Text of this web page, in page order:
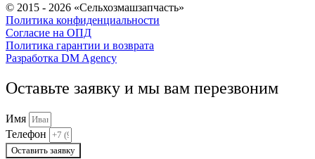
© 2015 - 2026 «Сельхозмашзапчасть»
Политика конфиденциальности
Согласие на ОПД
Политика гарантии и возврата
Разработка DM Agency
Оставьте заявку и мы вам перезвоним
Имя
Телефон
Оставить заявку